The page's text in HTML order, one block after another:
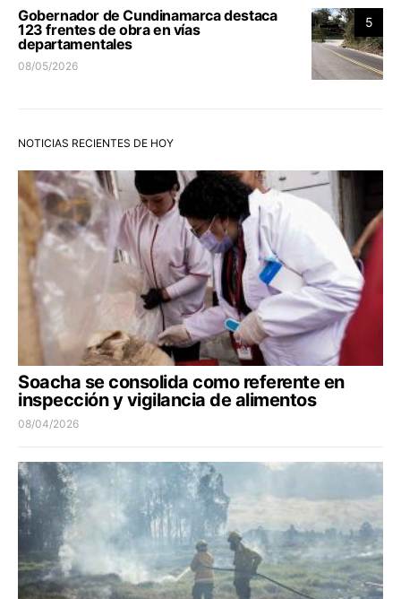
5
Gobernador de Cundinamarca destaca
123 frentes de obra en vías
departamentales
08/05/2026
NOTICIAS RECIENTES DE HOY
Soacha se consolida como referente en
inspección y vigilancia de alimentos
08/04/2026